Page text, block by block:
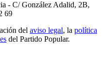
- C/ González Adalid, 2B,
69
del aviso legal, la política
del Partido Popular.